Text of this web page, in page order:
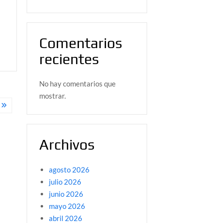
Comentarios
recientes
No hay comentarios que
mostrar.
Archivos
agosto 2026
julio 2026
junio 2026
mayo 2026
abril 2026